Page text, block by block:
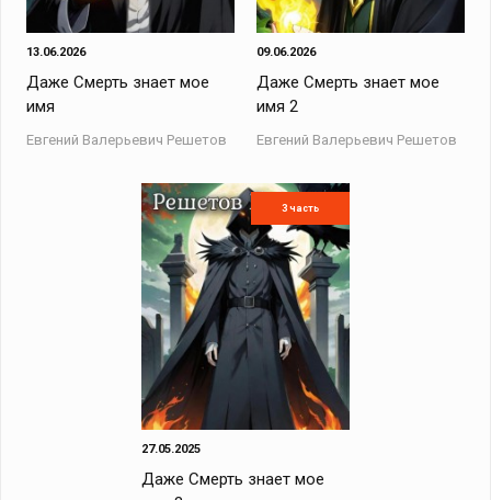
13.06.2026
Даже Смерть знает мое
имя
Евгений Валерьевич Решетов
09.06.2026
Даже Смерть знает мое
имя 2
Евгений Валерьевич Решетов
3 часть
27.05.2025
Даже Смерть знает мое